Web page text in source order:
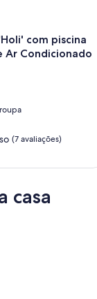
com piscina
Ar Condicionado
(7 avaliações)
casa